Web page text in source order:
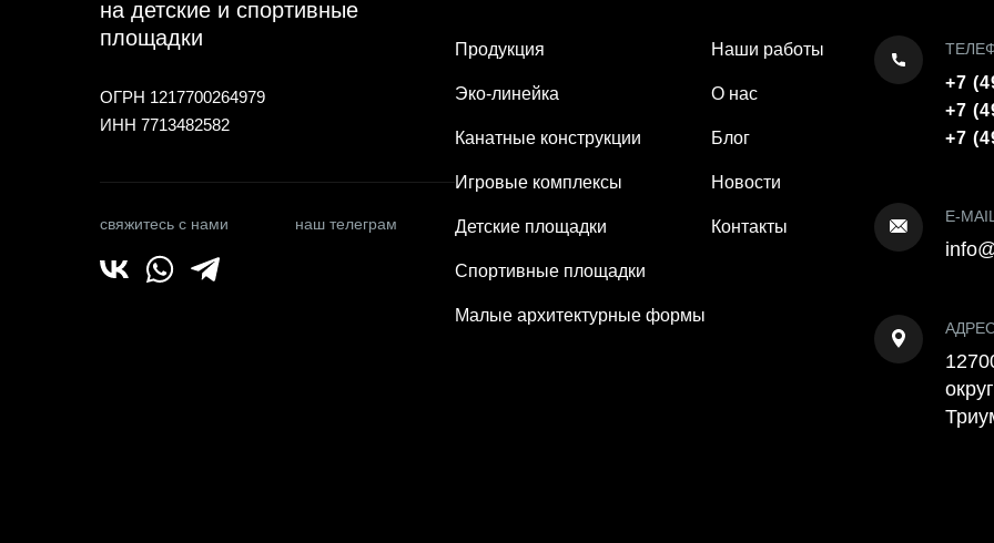
на детские и спортивные
площадки
ОГРН 1217700264979
ИНН 7713482582
свяжитесь с нами наш телеграм
Продукция
Эко-линейка
Канатные конструкции
Игровые комплексы
Детские площадки
Спортивные площадки
Малые архитектурные формы
Наши работы
О нас
Блог
Новости
Контакты
+7
+7
+7
E-